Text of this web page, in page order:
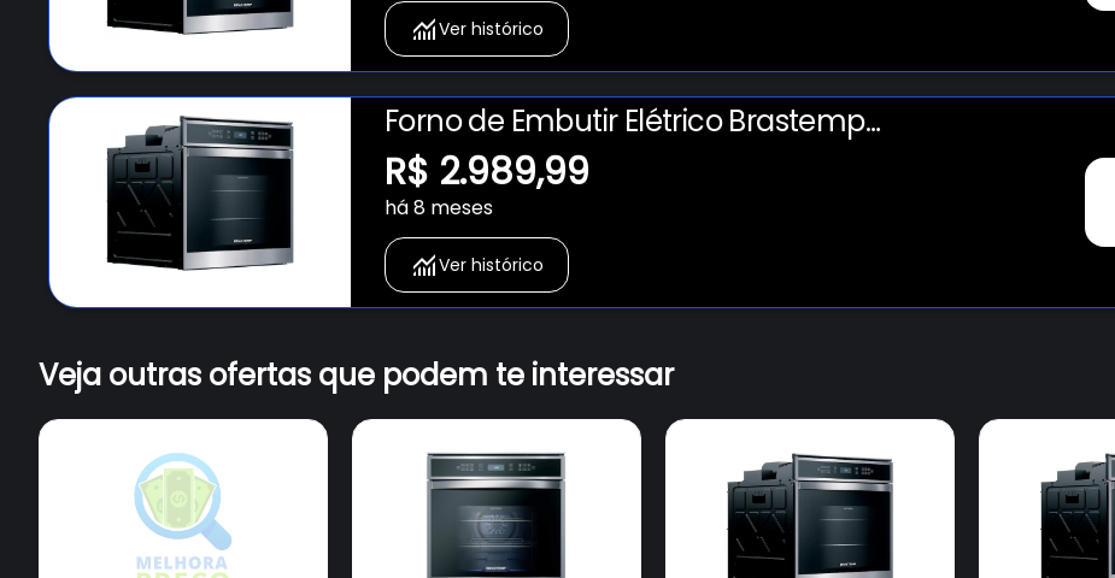
Ver histórico
Forno de Embutir Elétrico Brastemp
BOT84AR com Convecção e Termômetro
Meat Control Inox - 84 Litros
R$ 2.989,99
há 8 meses
Ver histórico
Veja outras ofertas que podem te interessar